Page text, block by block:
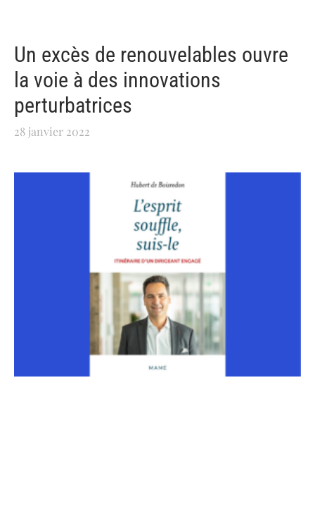
Un excès de renouvelables ouvre
la voie à des innovations
perturbatrices
28 janvier 2022